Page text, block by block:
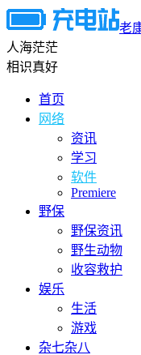
老
人海茫茫
相识真好
首页
网络
资讯
学习
软件
Premiere
野保
野保资讯
野生动物
收容救护
娱乐
生活
游戏
杂七杂八